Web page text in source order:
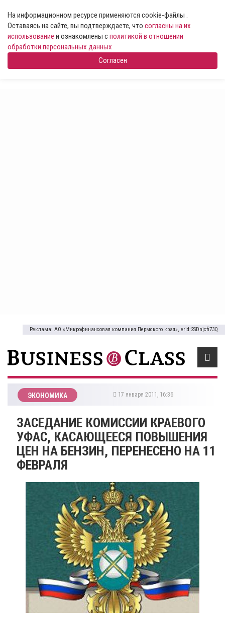
На информационном ресурсе применяются cookie-файлы .
Оставаясь на сайте, вы подтверждаете, что согласны на их
использование и ознакомлены сполитикой в отношении
обработки персональных данных
Согласен
Реклама: АО «Микрофинансовая компания Пермского края», erid:2SDnjcfi73Q
ЭКОНОМИКА 17 января 2011, 16:36
ЗАСЕДАНИЕ КОМИССИИ КРАЕВОГО
УФАС, КАСАЮЩЕЕСЯ ПОВЫШЕНИЯ
ЦЕН НА БЕНЗИН, ПЕРЕНЕСЕНО НА 11
ФЕВРАЛЯ